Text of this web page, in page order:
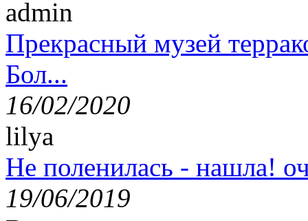
admin
Прекрасный музей
Бол...
16/02/2020
lilya
Не поленилась - нашла!
19/06/2019